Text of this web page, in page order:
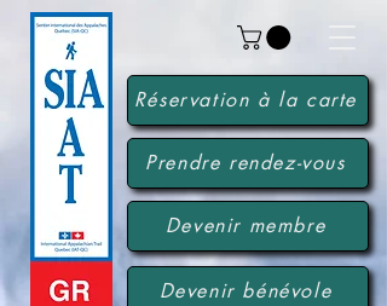
Réservation à la carte
Prendre rendez-vous
Devenir membre
Devenir bénévole